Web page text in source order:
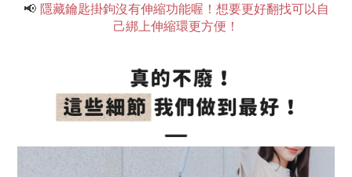
📢 隱藏鑰匙掛鉤沒有伸縮功能喔！想要更好翻找可以自
己綁上伸縮環更方便！